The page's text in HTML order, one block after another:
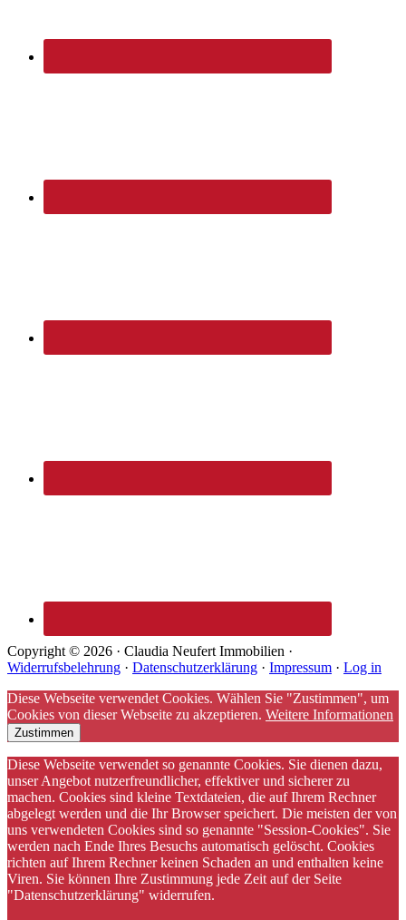
Copyright © 2026 · Claudia Neufert Immobilien ·
Widerrufsbelehrung · Datenschutzerklärung · Impressum · Log in
Diese Webseite verwendet Cookies. Wählen Sie "Zustimmen", um
Cookies von dieser Webseite zu akzeptieren. Weitere Informationen
Zustimmen
Diese Webseite verwendet so genannte Cookies. Sie dienen dazu,
unser Angebot nutzerfreundlicher, effektiver und sicherer zu
machen. Cookies sind kleine Textdateien, die auf Ihrem Rechner
abgelegt werden und die Ihr Browser speichert. Die meisten der von
uns verwendeten Cookies sind so genannte "Session-Cookies". Sie
werden nach Ende Ihres Besuchs automatisch gelöscht. Cookies
richten auf Ihrem Rechner keinen Schaden an und enthalten keine
Viren. Sie können Ihre Zustimmung jede Zeit auf der Seite
"Datenschutzerklärung" widerrufen.